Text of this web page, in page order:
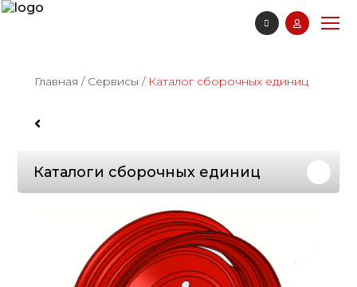
Главная / Сервисы / Каталог сборочных единиц
Каталоги сборочных единиц